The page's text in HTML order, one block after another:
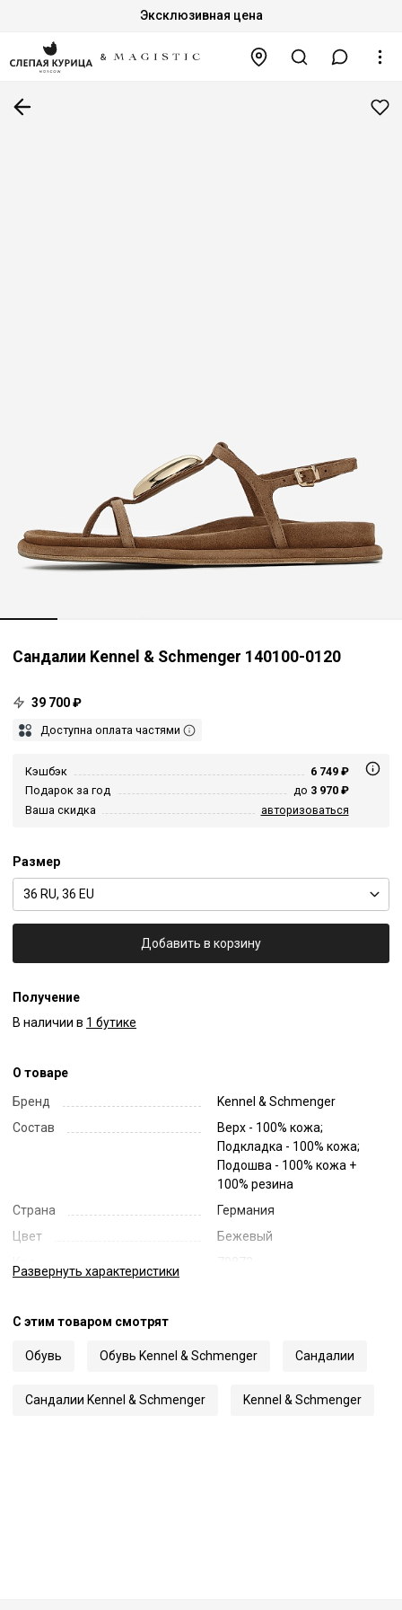
Эксклюзивная цена
Сандалии Kennel & Schmenger 140100-0120
39 700 ₽
Доступна оплата частями
Кэшбэк
6 749 ₽
Подарок за год
до 3 970 ₽
Ваша скидка
авторизоваться
Размер
36 RU, 36 EU
Добавить в корзину
Получение
В наличии в 1 бутике
О товаре
Бренд
Kennel & Schmenger
Состав
Верх - 100% кожа;
Подкладка - 100% кожа;
Подошва - 100% кожа +
100% резина
Страна
Германия
Цвет
Бежевый
Код
Развернуть характеристики
С этим товаром смотрят
Обувь Обувь Kennel & Schmenger Сандалии
Сандалии Kennel & Schmenger Kennel & Schmenger